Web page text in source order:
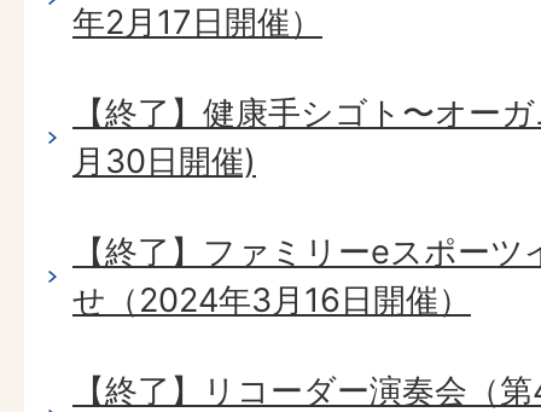
年2月17日開催）
【終了】健康手シゴト〜オー
月30日開催)
【終了】ファミリーeスポー
せ（2024年3月16日開催）
【終了】リコーダー演奏会（